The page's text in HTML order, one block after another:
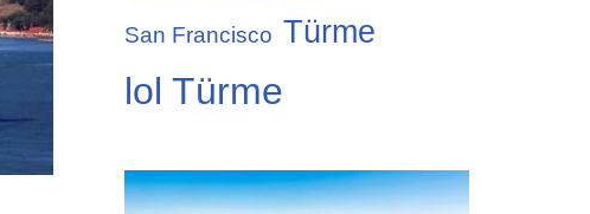
San Francisco Türme
lol Türme